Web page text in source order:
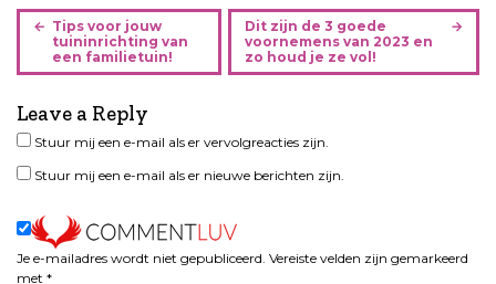
B
r
c
h
t
v
i
Tips voor jouw
tuininrichting van
een familietuin!
Dit zijn de 3 goede
voornemens van 2023 en
zo houd je ze vol!
Leave a Reply
Je e-mailadres wordt niet gepubliceerd. Vereiste velden zijn gemarkeerd
met *
Stuur mij een e-mail als er vervolgreacties zijn.
Stuur mij een e-mail als er nieuwe berichten zijn.